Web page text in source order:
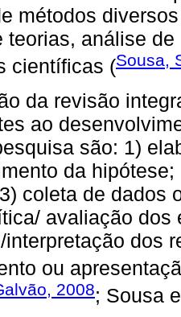
métodos
teorias, análise
científicas (Sousa,
da revisão
ao
são: 1)
da
coleta de dados
avaliação dos
interpretação dos
ou
2008; Sousa